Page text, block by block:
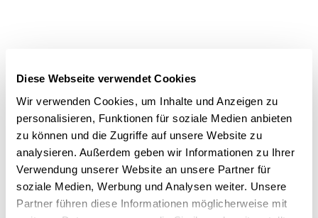
Diese Webseite verwendet Cookies
Wir verwenden Cookies, um Inhalte und Anzeigen zu
personalisieren, Funktionen für soziale Medien anbieten
zu können und die Zugriffe auf unsere Website zu
analysieren. Außerdem geben wir Informationen zu Ihrer
Verwendung unserer Website an unsere Partner für
soziale Medien, Werbung und Analysen weiter. Unsere
Partner führen diese Informationen möglicherweise mit
Anfahrt
Hinweis zur Anreise:
BAB 44, Abfahrt Witten Stockum, Richtung Witten
Zentrum der Pferdebachstraße folgen.